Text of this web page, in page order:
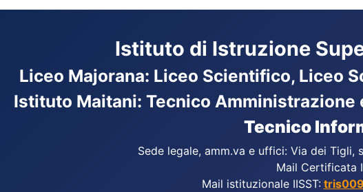
Istituto di Istruzione
Liceo Majorana: Liceo Scientifico, Liceo
Istituto Maitani: Tecnico
Tecnico
Sede legale, amm.va e uffici: Via dei
Mail Certificata
Mail istituzionale IISST: